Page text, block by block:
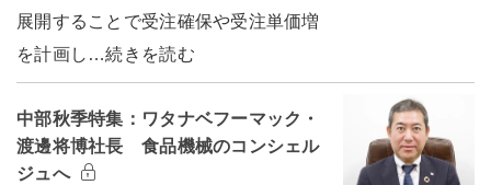
展開することで受注確保や受注単価増
を計画し…続きを読む
中部秋季特集：ワタナベフーマック・
渡邊将博社長 食品機械のコンシェル
ジュへ